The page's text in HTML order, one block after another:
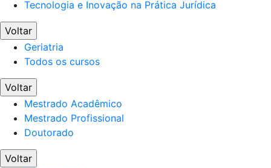
Tecnologia e Inovação na Prática Jurídica
Voltar
Geriatria
Todos os cursos
Voltar
Mestrado Acadêmico
Mestrado Profissional
Doutorado
Voltar